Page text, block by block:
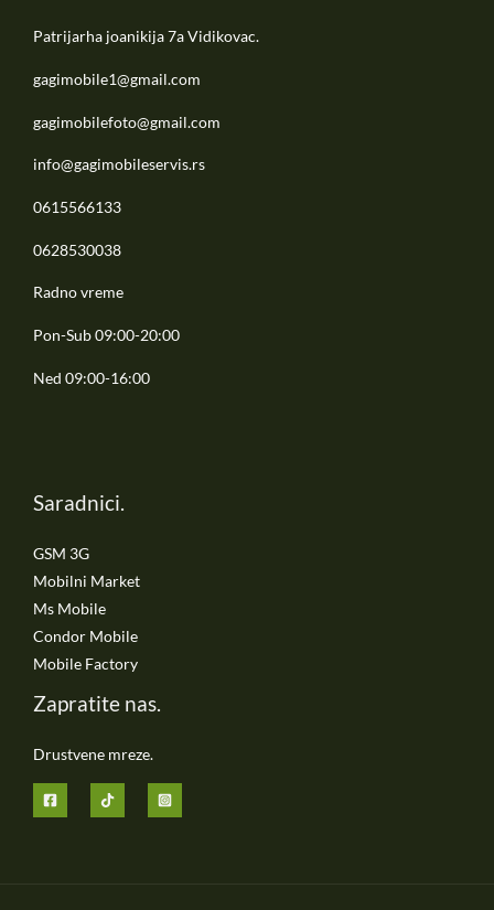
Patrijarha joanikija 7a Vidikovac.
gagimobile1@gmail.com
gagimobilefoto@gmail.com
info@gagimobileservis.rs
0615566133
0628530038
Radno vreme
Pon-Sub 09:00-20:00
Ned 09:00-16:00
Saradnici.
GSM 3G
Mobilni Market
Ms Mobile
Condor Mobile
Mobile Factory
Zapratite nas.
Drustvene mreze.